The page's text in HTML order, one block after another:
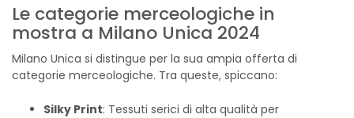
Le categorie merceologiche in
mostra a Milano Unica 2024
Milano Unica si distingue per la sua ampia offerta di
categorie merceologiche. Tra queste, spiccano:
Silky Print: Tessuti serici di alta qualità per